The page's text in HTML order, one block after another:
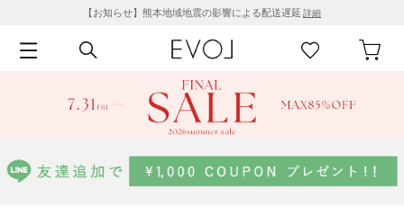
【お知らせ】熊本地域地震の影響による配送遅延 詳細